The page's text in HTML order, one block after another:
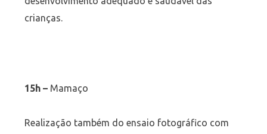
crianças.
15h – Mamaço
Realização também do ensaio fotográfico com